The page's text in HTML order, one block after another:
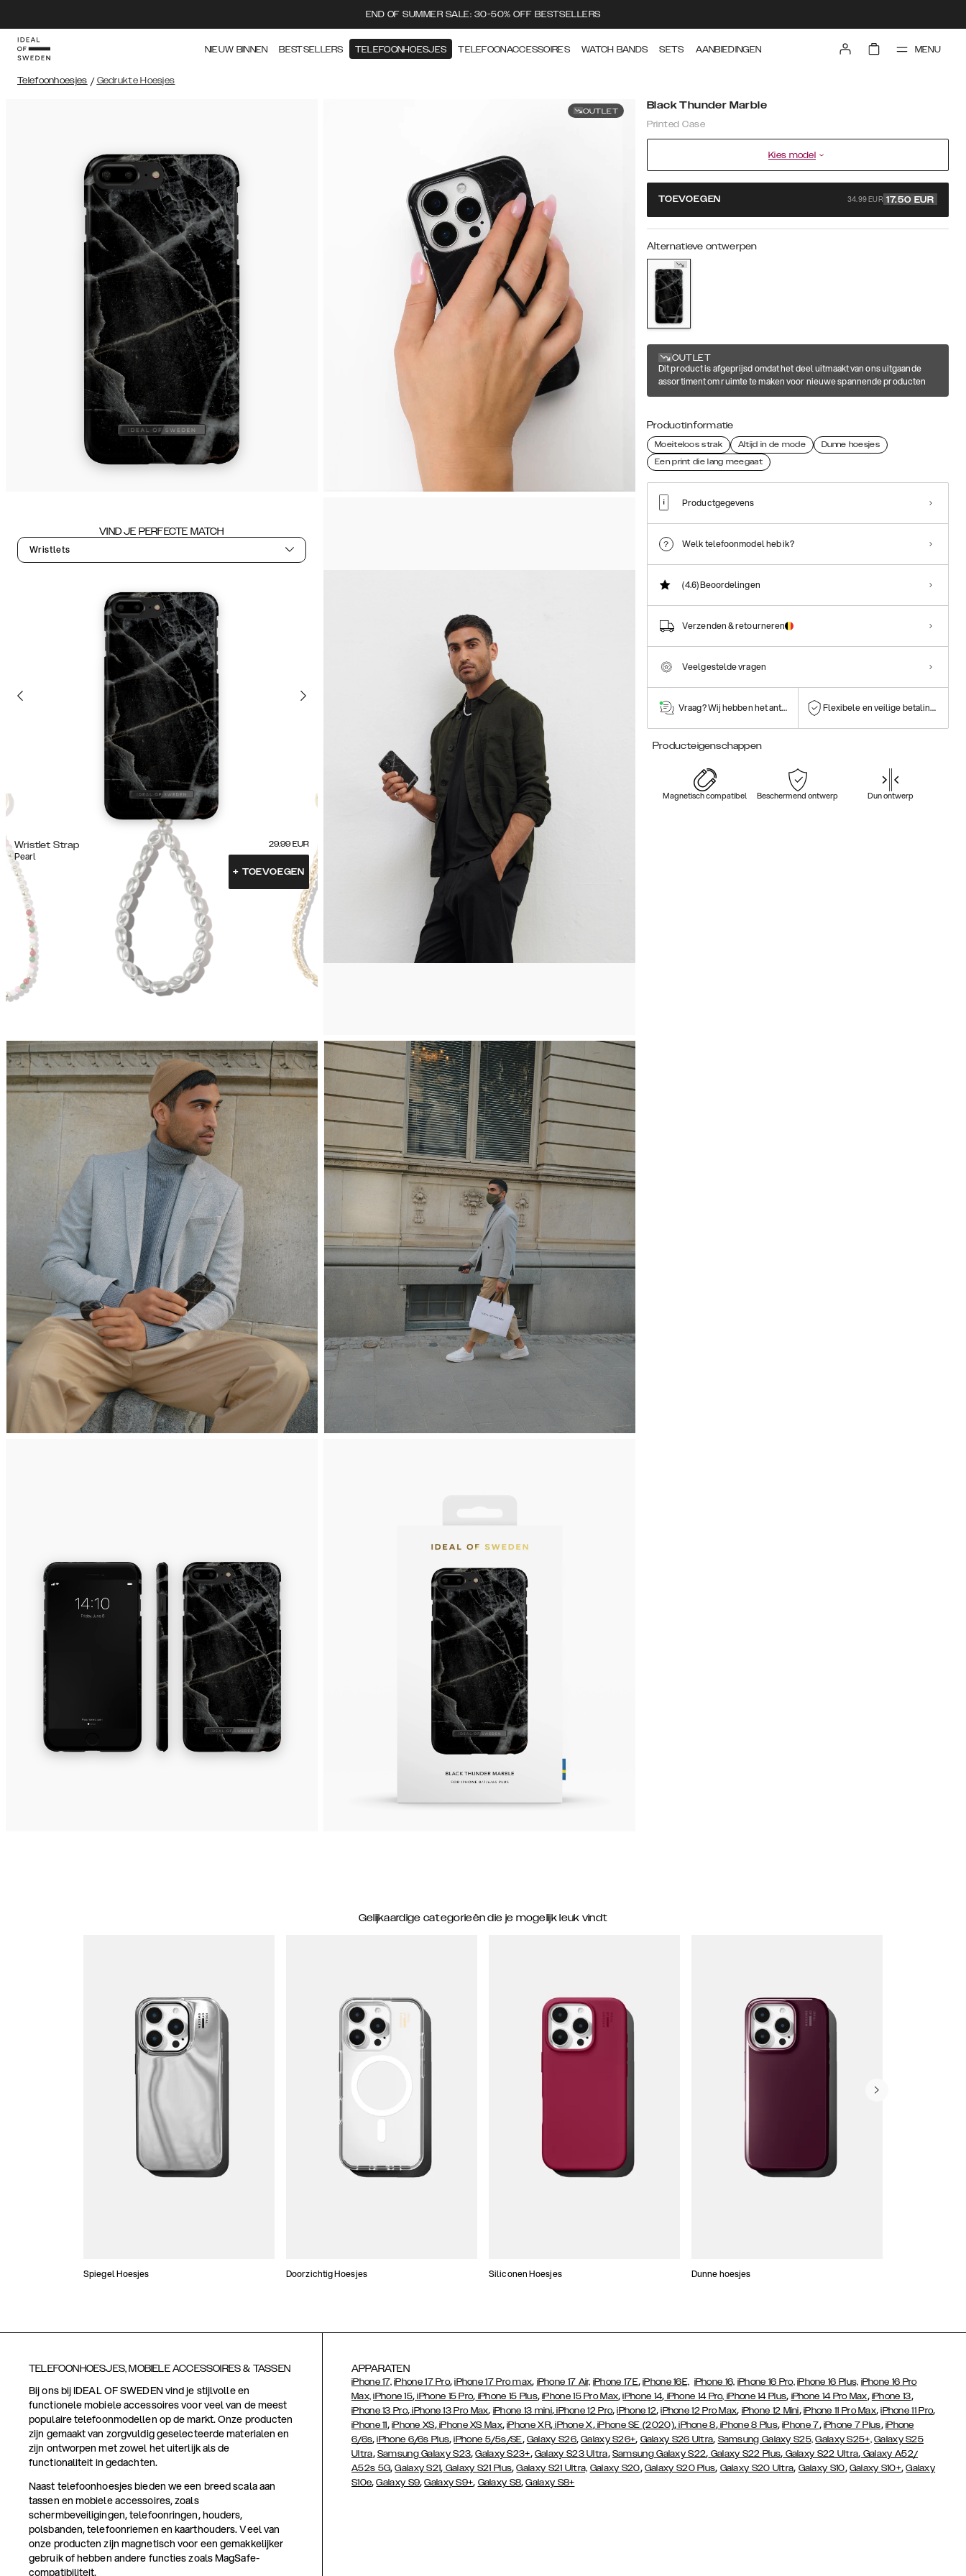
END OF SUMMER SALE: 30-50% OFF BESTSELLERS
NIEUW BINNEN BESTSELLERS TELEFOONHOESJES TELEFOONACCESSOIRES WATCH BANDS SETS AANBIEDINGEN MENU
Telefoonhoesjes / Gedrukte Hoesjes
OUTLET
VIND JE PERFECTE MATCH
Wristlets
Wristlet Strap
Pearl
29.99 EUR
+ TOEVOEGEN
Black Thunder Marble
Printed Case
Kies model
TOEVOEGEN 34.99 EUR 17.50 EUR
Alternatieve ontwerpen
OUTLET
Dit product is afgeprijsd omdat het deel uitmaakt van ons uitgaande
assortiment om ruimte te maken voor nieuwe spannende producten
Productinformatie
Moeiteloos strak Altijd in de mode
Dunne hoesjes
Een print die lang meegaat
Productgegevens
Welk telefoonmodel heb ik?
(4.6)Beoordelingen
Verzenden & retourneren
Veelgestelde vragen
Vraag? Wij hebben het antwoord! Flexibele en veilige betalingen
Producteigenschappen
Magnetisch compatibel Beschermend ontwerp Dun ontwerp
Gelijkaardige categorieën die je mogelijk leuk vindt
Spiegel Hoesjes Doorzichtig Hoesjes Siliconen Hoesjes Dunne hoesjes
TELEFOONHOESJES, MOBIELE ACCESSOIRES & TASSEN
Bij ons bij IDEAL OF SWEDEN vind je stijlvolle en
functionele mobiele accessoires voor veel van de meest
populaire telefoonmodellen op de markt. Onze producten
zijn gemaakt van zorgvuldig geselecteerde materialen en
zijn ontworpen met zowel het uiterlijk als de
functionaliteit in gedachten.
Naast telefoonhoesjes bieden we een breed scala aan
tassen en mobiele accessoires, zoals
schermbeveiligingen, telefoonringen, houders,
polsbanden, telefoonriemen en kaarthouders. Veel van
onze producten zijn magnetisch voor een gemakkelijker
gebruik of hebben andere functies zoals MagSafe-
compatibiliteit.
APPARATEN
iPhone 17, iPhone 17 Pro,iPhone 17 Pro max, iPhone 17 Air, iPhone 17E,iPhone 16E, iPhone 16, iPhone 16 Pro, iPhone 16 Plus, iPhone 16 Pro
Max, iPhone 15, iPhone 15 Pro, iPhone 15 Plus,iPhone 15 Pro Max,iPhone 14, iPhone 14 Pro, iPhone 14 Plus, iPhone 14 Pro Max, iPhone 13,
iPhone 13 Pro, iPhone 13 Pro Max, iPhone 13 mini,iPhone 12 Pro,iPhone 12,iPhone 12 Pro Max, iPhone 12 Mini, iPhone 11 Pro Max,iPhone 11 Pro,
iPhone 11, iPhone XS,iPhone XS Max,iPhone XR,iPhone X,iPhone SE (2020),iPhone 8,iPhone 8 Plus,iPhone 7, iPhone 7 Plus, iPhone
6/6s,iPhone 6/6s Plus,iPhone 5/5s/SE, Galaxy S26,Galaxy S26+, Galaxy S26 Ultra, Samsung Galaxy S25, Galaxy S25+, Galaxy S25
Ultra, Samsung Galaxy S23,Galaxy S23+, Galaxy S23 Ultra, Samsung Galaxy S22, Galaxy S22 Plus, Galaxy S22 Ultra, Galaxy A52/
A52s 5G,Galaxy S21, Galaxy S21 Plus,Galaxy S21 Ultra, Galaxy S20, Galaxy S20 Plus, Galaxy S20 Ultra, Galaxy S10, Galaxy S10+,Galaxy
S10e,Galaxy S9,Galaxy S9+, Galaxy S8,Galaxy S8+